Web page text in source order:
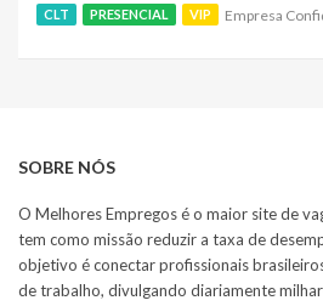
CLT PRESENCIAL VIP Empresa
SOBRE NÓS
O Melhores Empregos é o maior site de
tem como missão reduzir a taxa de
objetivo é conectar profissionais
de trabalho, divulgando diariamente